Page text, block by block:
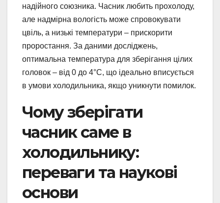
надійного союзника. Часник любить прохолоду,
але надмірна вологість може спровокувати
цвіль, а низькі температури – прискорити
проростання. За даними досліджень,
оптимальна температура для зберігання цілих
головок – від 0 до 4°C, що ідеально вписується
в умови холодильника, якщо уникнути помилок.
Чому зберігати
часник саме в
холодильнику:
переваги та наукові
основи